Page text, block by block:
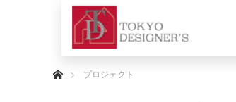
ホーム
プロジェクト